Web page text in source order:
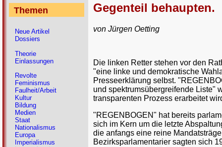
Gegenteil behaupten.
von Jürgen Oetting
Die linken Retter stehen vor den
"eine linke und demokratische
Presseerklärung selbst.
und spektrumsübergreifende Liste"
transparenten Prozess erarbeitet
"REGENBOGEN" hat bereits
sich im Kern um die letzte
die anfangs eine reine
Bezirksparlamentarier sagten sich
Themen
Neue Artikel
Dossiers
Theorie
Einlassungen
Revolte
Feminismus
Faulheit/Arbeit
Kultur
Bildung
Medien
Staat
Nationalismus
Europa
Imperialismus